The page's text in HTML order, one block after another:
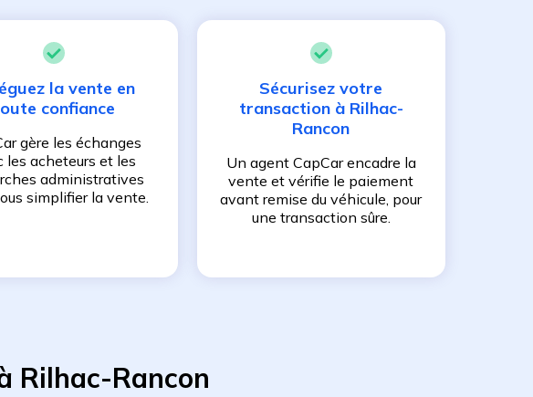
la vente en
confiance
gère les échanges
les acheteurs et les
administratives
simplifier la vente.
Sécurisez votre
transaction à Rilhac-
Rancon
Un agent CapCar encadre la
vente et vérifie le paiement
avant remise du véhicule, pour
une transaction sûre.
Rilhac-Rancon